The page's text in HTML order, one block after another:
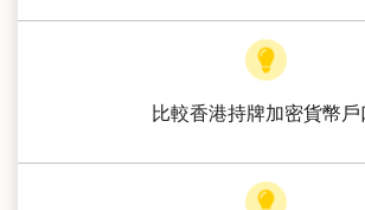
比較香港持牌加密貨幣戶